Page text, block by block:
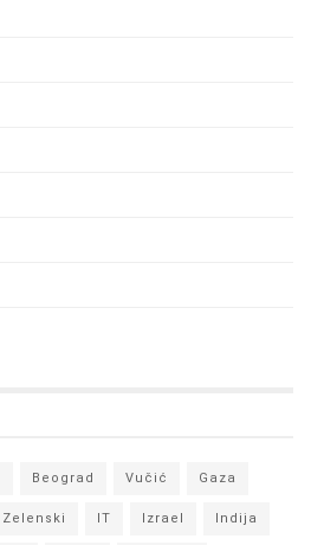
Beograd Vučić Gaza
Zelenski IT Izrael Indija